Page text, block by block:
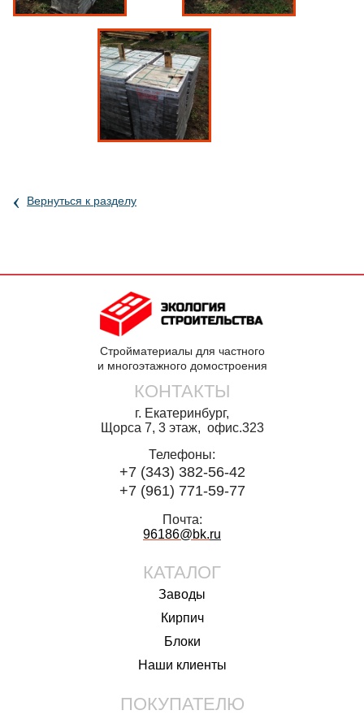
‹ Вернуться к разделу
Стройматериалы для частного
и многоэтажного домостроения
КОНТАКТЫ
г. Екатеринбург,
Щорса 7, 3 этаж, офис.323
Телефоны:
+7 (343) 382-56-42
+7 (961) 771-59-77
Почта:
96186@bk.ru
КАТАЛОГ
Заводы
Кирпич
Блоки
Наши клиенты
ПОКУПАТЕЛЮ